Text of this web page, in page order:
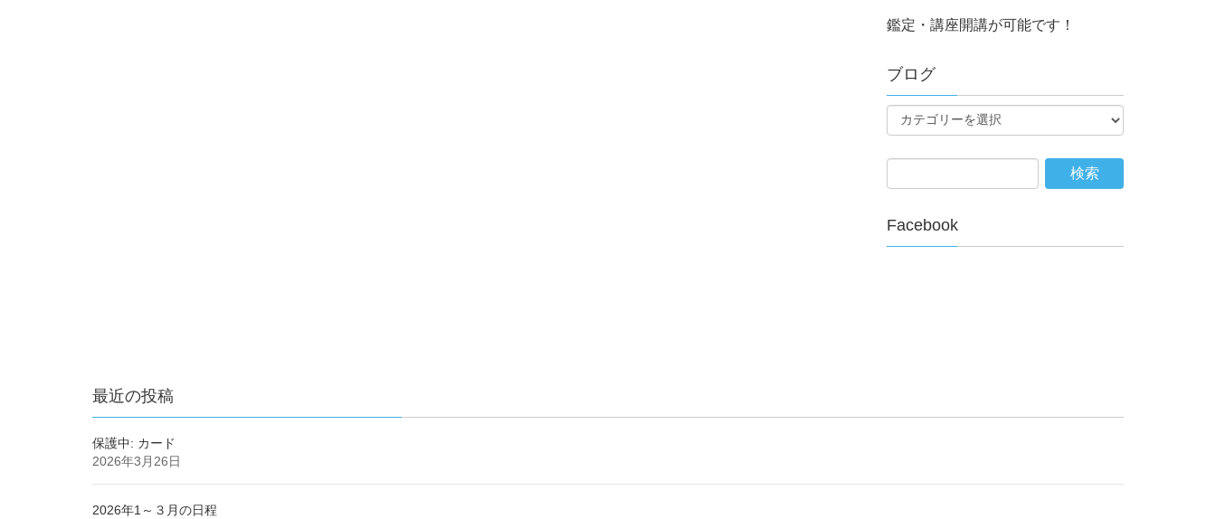
鑑定・講座開講が可能です！
ブログ
Facebook
最近の投稿
保護中: カード
2026年3月26日
2026年1～３月の日程